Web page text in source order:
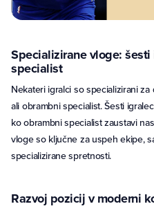
Specializirane vloge:
specialist
Nekateri igralci so specializirani
ali obrambni specialist. Šesti
ko obrambni specialist zaustavi
vloge so ključne za uspeh ekipe,
specializirane spretnosti.
Razvoj pozicij v moderni